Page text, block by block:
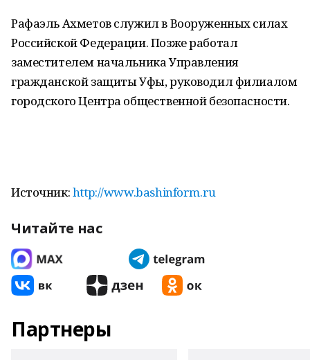
Рафаэль Ахметов служил в Вооруженных силах
Российской Федерации. Позже работал
заместителем начальника Управления
гражданской защиты Уфы, руководил филиалом
городского Центра общественной безопасности.
Источник:http://www.bashinform.ru
Читайте нас
Партнеры